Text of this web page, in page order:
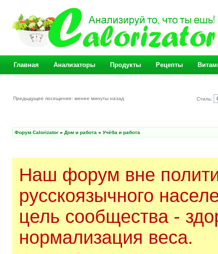
Главная Анализаторы Продукты Рецепты
Предыдущее посещение: менее минуты назад Стиль:
Форум Calorizator » Дом и работа » Учёба и работа
Наш форум вне
русскоязычного
цель сообщества -
нормализация веса.